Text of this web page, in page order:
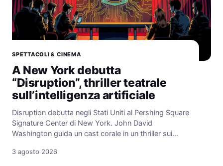
SPETTACOLI & CINEMA
A New York debutta
“Disruption”, thriller teatrale
sull’intelligenza artificiale
Disruption debutta negli Stati Uniti al Pershing Square
Signature Center di New York. John David
Washington guida un cast corale in un thriller sui…
3 agosto 2026